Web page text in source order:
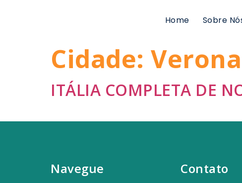
Home Sobre
Cidade: Verona
ITÁLIA COMPLETA DE
Navegue Contato